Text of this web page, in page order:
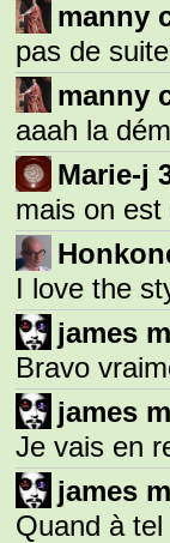
manny
pas de
manny
aaah la
Marie-j
mais on est
I love the
james
Bravo
james
Je vais en
james
Quand à